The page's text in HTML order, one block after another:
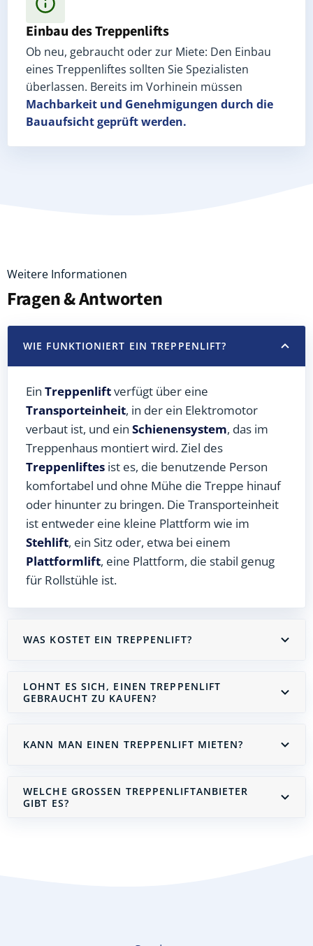
Einbau des Treppenlifts
Ob neu, gebraucht oder zur Miete: Den Einbau
eines Treppenliftes sollten Sie Spezialisten
überlassen. Bereits im Vorhinein müssen
Machbarkeit und Genehmigungen durch die
Bauaufsicht geprüft werden.
Weitere Informationen
Fragen & Antworten
WIE FUNKTIONIERT EIN TREPPENLIFT?
Ein Treppenliftverfügt über eine
Transporteinheit, in der ein Elektromotor
verbaut ist, und ein Schienensystem, das im
Treppenhaus montiert wird. Ziel des
Treppenliftes ist es, die benutzende Person
komfortabel und ohne Mühe die Treppe hinauf
oder hinunter zu bringen. Die Transporteinheit
ist entweder eine kleine Plattform wie im
Stehlift, ein Sitz oder, etwa bei einem
Plattformlift, eine Plattform, die stabil genug
für Rollstühle ist.
WAS KOSTET EIN TREPPENLIFT?
LOHNT ES SICH, EINEN TREPPENLIFT
GEBRAUCHT ZU KAUFEN?
KANN MAN EINEN TREPPENLIFT MIETEN?
WELCHE GROSSEN TREPPENLIFTANBIETER G
IBT ES?